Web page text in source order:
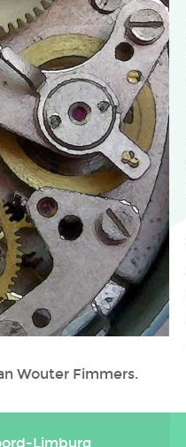
Wouter Fimmers.
Limburg